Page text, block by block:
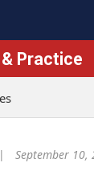
Practice
September 10,